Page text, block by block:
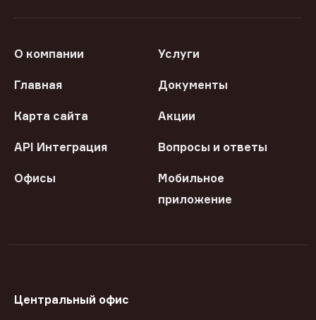
О компании Услуги
Главная Документы
Карта сайта Акции
API Интеграция Вопросы и ответы
Офисы
Мобильное
приложение
Центральный офис